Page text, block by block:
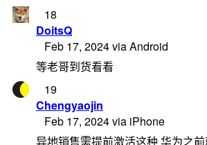
18
DoitsQ
Feb 17, 2024 via Android
等老哥到货看看
19
Chengyaojin
Feb 17, 2024 via iPhone
异地销售需提前激活这种 华为之